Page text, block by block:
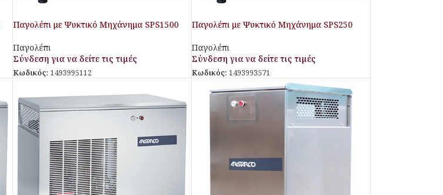
Παγολέπι με Ψυκτικό Μηχάνημα SPS1500
Παγολέπι
Σύνδεση για να δείτε τις τιμές
Κωδικός: 1493995112
Παγολέπι με Ψυκτικό Μηχάνημα SPS250
Παγολέπι
Σύνδεση για να δείτε τις τιμές
Κωδικός:1493993571